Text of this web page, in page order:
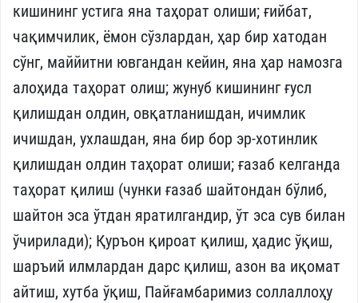
кишининг устига яна таҳорат олиши; ғийбат,
чақимчилик, ёмон сўзлардан, ҳар бир хатодан
сўнг, маййитни ювгандан кейин, яна ҳар намозга
алоҳида таҳорат олиш; жунуб кишининг ғусл
қилишдан олдин, овқатланишдан, ичимлик
ичишдан, ухлашдан, яна бир бор эр-хотинлик
қилишдан олдин таҳорат олиши; ғазаб келганда
таҳорат қилиш (чунки ғазаб шайтондан бўлиб,
шайтон эса ўтдан яратилгандир, ўт эса сув билан
ўчирилади); Қуръон қироат қилиш, ҳадис ўқиш,
шаръий илмлардан дарс қилиш, азон ва иқомат
айтиш, хутба ўқиш, Пайғамбаримиз соллаллоҳу